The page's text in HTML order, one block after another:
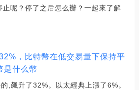
止呢？停了之后怎么辦？一起來了解
，比特幣在低交易量下保持平
是什么幣
,飆升了32%。以太經典上漲了6%。